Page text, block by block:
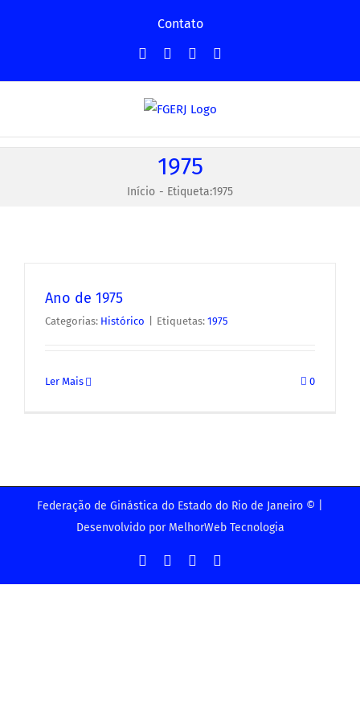
conteúdo
Contato
FacebookInstagramYouTube
Grupo
1975
Início Etiqueta:1975
Ano de 1975
Categorias: Histórico Etiquetas: 1975
Ler Mais 0
Federação de Ginástica do Estado do Rio de Janeiro © |
Desenvolvido por MelhorWeb Tecnologia
FacebookInstagramYouTube
Grupo